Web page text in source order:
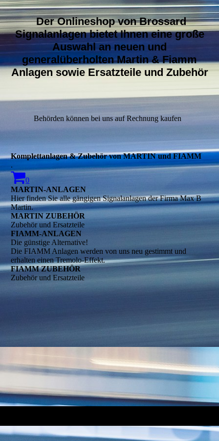
Der Onlineshop von Brossard
Signalanlagen bietet Ihnen eine große
Auswahl an neuen und
generalüberholten Martin & Fiamm
Anlagen sowie Ersatzteile und Zubehör
Behörden können bei uns auf Rechnung kaufen
Komplettanlagen & Zubehör von MARTIN und FIAMM
.
0
MARTIN-ANLAGEN
Hier finden Sie alle gängigen Signalanlagen der Firma Max B
Martin.
MARTIN ZUBEHÖR
Zubehör und Ersatzteile
FIAMM-ANLAGEN
Die günstige Alternative!
Die FIAMM Anlagen werden von uns neu gestimmt und
erhalten einen Tremolo-Effekt.
FIAMM ZUBEHÖR
Zubehör und Ersatzteile